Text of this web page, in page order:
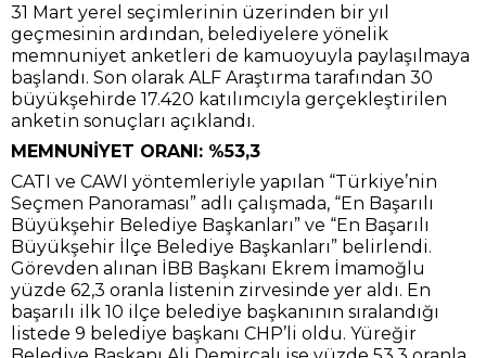
31 Mart yerel seçimlerinin üzerinden bir yıl
geçmesinin ardından, belediyelere yönelik
memnuniyet anketleri de kamuoyuyla paylaşılmaya
başlandı. Son olarak ALF Araştırma tarafından 30
büyükşehirde 17.420 katılımcıyla gerçekleştirilen
anketin sonuçları açıklandı.
MEMNUNİYET ORANI: %53,3
CATI ve CAWI yöntemleriyle yapılan “Türkiye’nin
Seçmen Panoraması” adlı çalışmada, “En Başarılı
Büyükşehir Belediye Başkanları” ve “En Başarılı
Büyükşehir İlçe Belediye Başkanları” belirlendi.
Görevden alınan İBB Başkanı Ekrem İmamoğlu
yüzde 62,3 oranla listenin zirvesinde yer aldı. En
başarılı ilk 10 ilçe belediye başkanının sıralandığı
listede 9 belediye başkanı CHP’li oldu. Yüreğir